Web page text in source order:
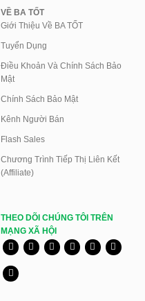
VỀ BA TỐT
Giới Thiệu Về BA TỐT
Tuyển Dụng
Điều Khoản Và Chính Sách Bảo
Mật
Chính Sách Bảo Mật
Kênh Người Bán
Flash Sales
Chương Trình Tiếp Thị Liên Kết
(Affiliate)
THEO DÕI CHÚNG TÔI TRÊN
MẠNG XÃ HỘI